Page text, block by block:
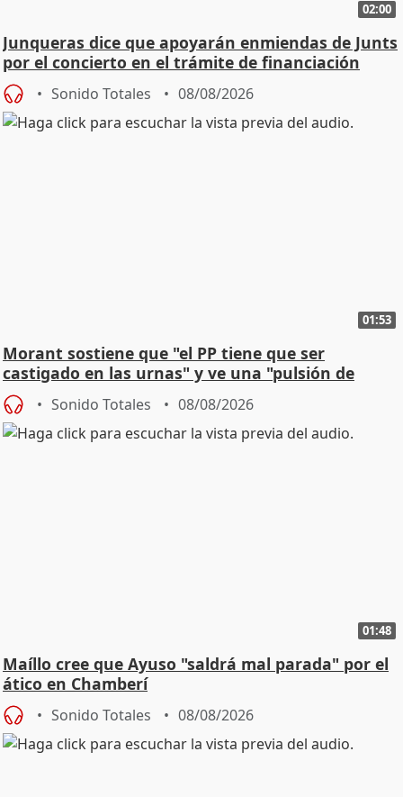
02:00
Junqueras dice que apoyarán enmiendas de Junts
por el concierto en el trámite de financiación
Sonido Totales 08/08/2026
01:53
Morant sostiene que "el PP tiene que ser
castigado en las urnas" y ve una "pulsión de
cambio"
Sonido Totales 08/08/2026
01:48
Maíllo cree que Ayuso "saldrá mal parada" por el
ático en Chamberí
Sonido Totales 08/08/2026